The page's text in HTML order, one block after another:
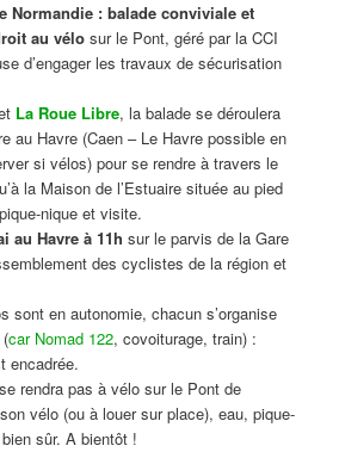
Normandie : balade conviviale et
au vélo sur le Pont, géré par la CCI
d’engager les travaux de sécurisation
La Roue Libre, la balade se déroulera
au Havre (Caen – Le Havre possible en
si vélos) pour se rendre à travers le
la Maison de l’Estuaire située au pied
nique et visite.
au Havre à 11h sur le parvis de la Gare
des cyclistes de la région et
sont en autonomie, chacun s’organise
car Nomad 122, covoiturage, train) :
encadrée.
rendra pas à vélo sur le Pont de
vélo (ou à louer sur place), eau, pique-
sûr. A bientôt !